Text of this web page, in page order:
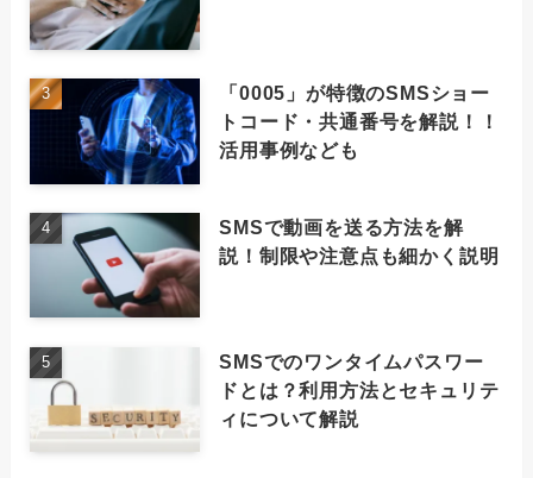
「0005」が特徴のSMSショー
トコード・共通番号を解説！！
活用事例なども
SMSで動画を送る方法を解
説！制限や注意点も細かく説明
SMSでのワンタイムパスワー
ドとは？利用方法とセキュリテ
ィについて解説